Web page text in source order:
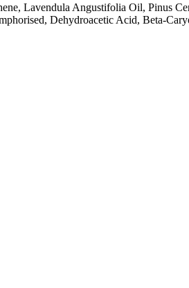
Lavendula Angustifolia Oil, Pinus
Dehydroacetic Acid, Beta-